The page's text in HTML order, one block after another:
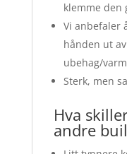
klemme den
Vi anbefaler
hånden ut
ubehag/
Sterk, men
Hva
andre